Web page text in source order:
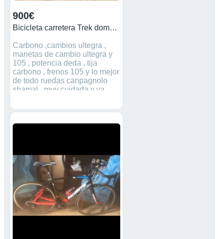
900€
Bicicleta carretera Trek domane 4.5
Carbono ,cambios ultegra ,
manetas de cambio ultegra y
105 , potencia deda , tija
carbono , frenos 105 y lo mejor
de todo ruedas canpagnolo
shamal , muy cuidada y va
specialiced . No contesto
podría aceptar el cambio por